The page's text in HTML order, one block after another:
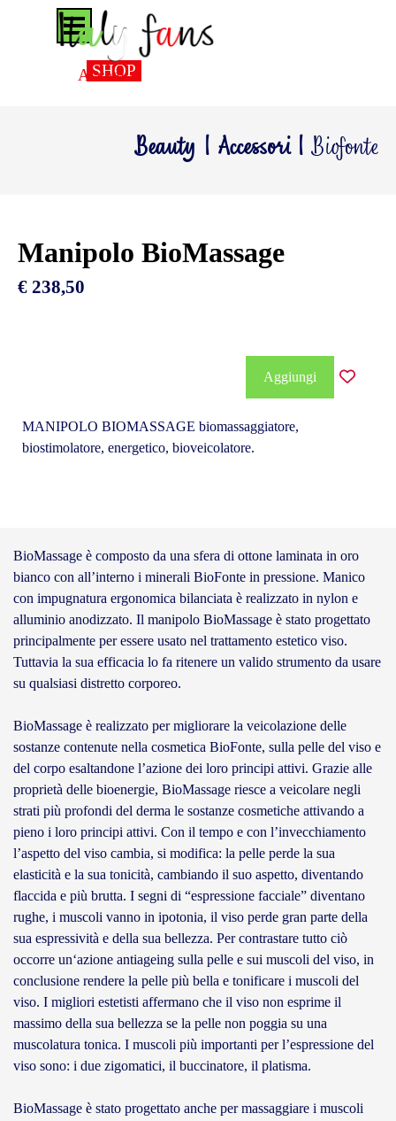
Vai ai contenuti
Accedi
Salta menù
SHOP
Beauty | Accessori | Biofonte
Manipolo BioMassage
€ 238,50
Aggiungi
MANIPOLO BIOMASSAGE biomassaggiatore,
biostimolatore, energetico, bioveicolatore.
BioMassage è composto da una sfera di ottone laminata in oro
bianco con all’interno i minerali BioFonte in pressione. Manico
con impugnatura ergonomica bilanciata è realizzato in nylon e
alluminio anodizzato. Il manipolo BioMassage è stato progettato
principalmente per essere usato nel trattamento estetico viso.
Tuttavia la sua efficacia lo fa ritenere un valido strumento da usare
su qualsiasi distretto corporeo.
BioMassage è realizzato per migliorare la veicolazione delle
sostanze contenute nella cosmetica BioFonte, sulla pelle del viso e
del corpo esaltandone l’azione dei loro principi attivi. Grazie alle
proprietà delle bioenergie, BioMassage riesce a veicolare negli
strati più profondi del derma le sostanze cosmetiche attivando a
pieno i loro principi attivi. Con il tempo e con l’invecchiamento
l’aspetto del viso cambia, si modifica: la pelle perde la sua
elasticità e la sua tonicità, cambiando il suo aspetto, diventando
flaccida e più brutta. I segni di “espressione facciale” diventano
rughe, i muscoli vanno in ipotonia, il viso perde gran parte della
sua espressività e della sua bellezza. Per contrastare tutto ciò
occorre un‘azione antiageing sulla pelle e sui muscoli del viso, in
conclusione rendere la pelle più bella e tonificare i muscoli del
viso. I migliori estetisti affermano che il viso non esprime il
massimo della sua bellezza se la pelle non poggia su una
muscolatura tonica. I muscoli più importanti per l’espressione del
viso sono: i due zigomatici, il buccinatore, il platisma.
BioMassage è stato progettato anche per massaggiare i muscoli